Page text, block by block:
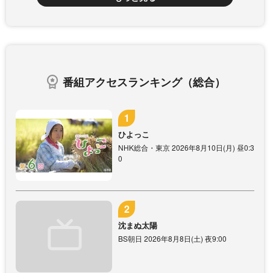
番組アクセスランキング（総合）
ひよっこ
NHK総合・東京 2026年8月10日(月) 昼0:3
0
沈まぬ太陽
BS朝日 2026年8月8日(土) 夜9:00